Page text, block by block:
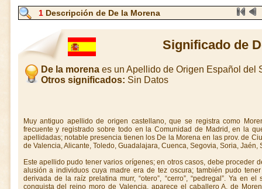
1 Descripción de De la Morena
Significado de
De la morenaes un Apellido de Origen Español del
Otros significados: Sin Datos
Muy antiguo apellido de origen castellano, que se registra como
frecuente y registrado sobre todo en la Comunidad de Madrid, en la
apellidadas; notable presencia tienen los De la Morena en las prov. de
de Valencia, Alicante, Toledo, Guadalajara, Cuenca, Segovia, Soria, Jaén,
Este apellido pudo tener varios orígenes; en otros casos, debe proceder
alusión a individuos cuya madre era de tez oscura; también pudo
derivada de la raíz prelatina murr, “otero”, “cerro”, “pedregal”. Ya en
conquista del reino moro de Valencia, aparece el caballero A. de